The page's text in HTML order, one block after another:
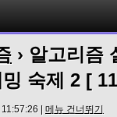
› 알고리즘
숙제 2 [
| 메뉴 건너뛰기